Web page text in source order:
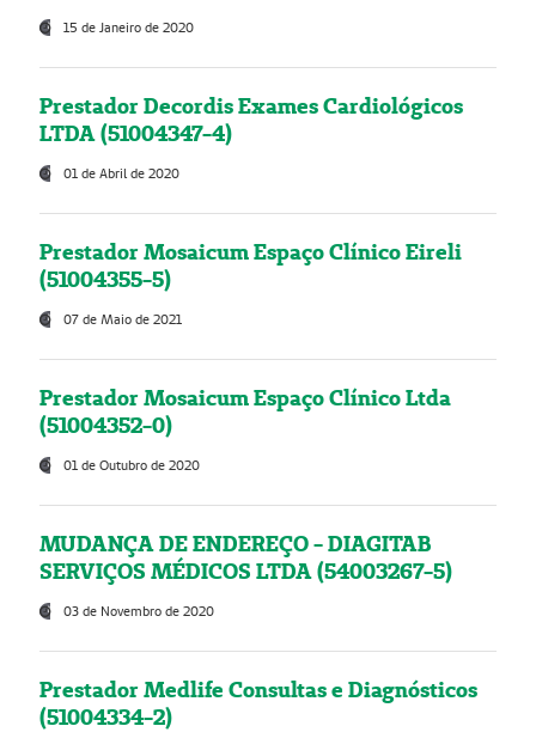
15 de Janeiro de 2020
Prestador Decordis Exames Cardiológicos
LTDA (51004347-4)
01 de Abril de 2020
Prestador Mosaicum Espaço Clínico Eireli
(51004355-5)
07 de Maio de 2021
Prestador Mosaicum Espaço Clínico Ltda
(51004352-0)
01 de Outubro de 2020
MUDANÇA DE ENDEREÇO - DIAGITAB
SERVIÇOS MÉDICOS LTDA (54003267-5)
03 de Novembro de 2020
Prestador Medlife Consultas e Diagnósticos
(51004334-2)